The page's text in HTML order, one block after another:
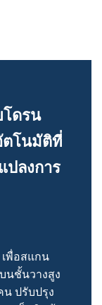
โดรน
ตโนมัติที่
ปลงการ
เพื่อสแกน
นชั้นวางสูง
น ปรับปรุง